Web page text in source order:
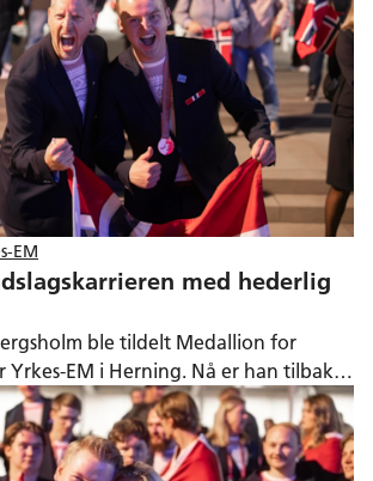
EM
med hederlig
ble tildelt Medallion for
Yrkes-EM i Herning. Nå er han tilbake i
bil og kan se tilbake på en